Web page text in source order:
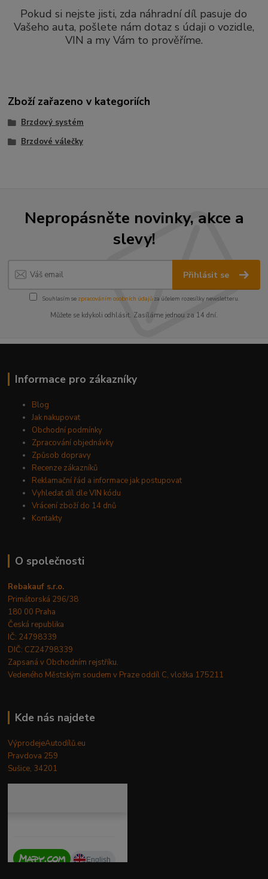
Pokud si nejste jisti, zda náhradní díl pasuje do
Vašeho auta, pošlete nám dotaz s údaji o vozidle,
VIN a my Vám to prověříme.
Zboží zařazeno v kategoriích
Brzdový systém
Brzdové válečky
Nepropásněte novinky, akce a
slevy!
Přihlásit se
Souhlasím se zpracováním osobních údajůza účelem rozesílky newsletteru.
Můžete se kdykoli odhlásit. Zasíláme jednou za 14 dní.
Informace pro zákazníky
Blog
Jak nakupovat
Obchodní podmínky
Zpracování objednávky
Způsob dopravy
Recenze zákazníků
Reklamační řád a informace jak postupovat
Vyhledat díl dle VIN kódu
Vrácení zboží do 14 dnů
Kontakty
O společnosti
Rebakauf s.r.o.
Primátorská 296/38
180 00 Praha
Česká republika
IČ: 24798339
DIČ: CZ24798339
Zapsaná v Obchodním rejstříku.
Vedeného Městským soudem v Praze oddíl C, vložka 175211
Kde nás najdete
VýprodejeAutodílů.eu
Pravdova 259
Sušice, 34201